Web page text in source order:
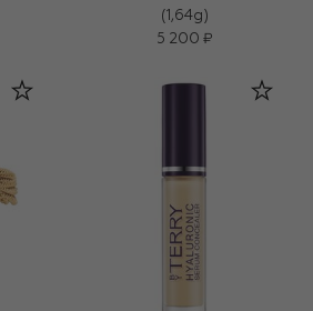
(1,64g)
5 200 ₽